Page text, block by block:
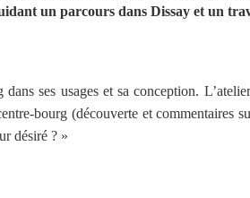
un parcours dans Dissay et un
ses usages et sa conception.
bourg (découverte et commentaires
désiré ? »